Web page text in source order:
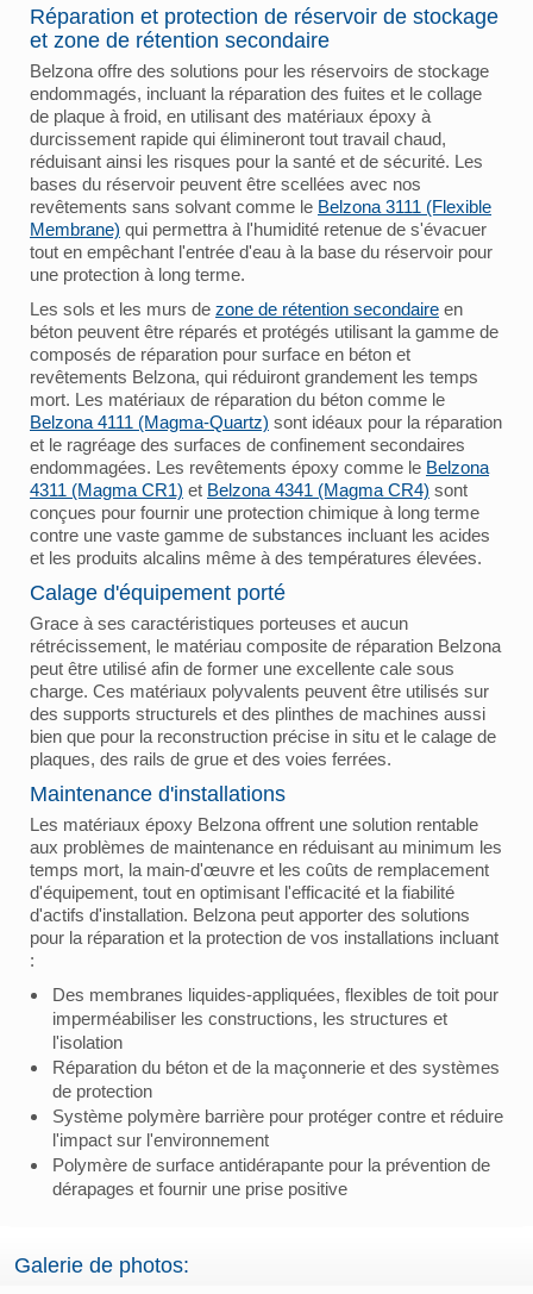
Réparation et protection de réservoir de stockage
et zone de rétention secondaire
Belzona offre des solutions pour les réservoirs de stockage
endommagés, incluant la réparation des fuites et le collage
de plaque à froid, en utilisant des matériaux époxy à
durcissement rapide qui élimineront tout travail chaud,
réduisant ainsi les risques pour la santé et de sécurité. Les
bases du réservoir peuvent être scellées avec nos
revêtements sans solvant comme le Belzona 3111 (Flexible
Membrane) qui permettra à l'humidité retenue de s'évacuer
tout en empêchant l'entrée d'eau à la base du réservoir pour
une protection à long terme.
Les sols et les murs de zone de rétention secondaire en
béton peuvent être réparés et protégés utilisant la gamme de
composés de réparation pour surface en béton et
revêtements Belzona, qui réduiront grandement les temps
mort. Les matériaux de réparation du béton comme le
Belzona 4111 (Magma-Quartz) sont idéaux pour la réparation
et le ragréage des surfaces de confinement secondaires
endommagées. Les revêtements époxy comme le Belzona
4311 (Magma CR1) et Belzona 4341 (Magma CR4) sont
conçues pour fournir une protection chimique à long terme
contre une vaste gamme de substances incluant les acides
et les produits alcalins même à des températures élevées.
Calage d'équipement porté
Grace à ses caractéristiques porteuses et aucun
rétrécissement, le matériau composite de réparation Belzona
peut être utilisé afin de former une excellente cale sous
charge. Ces matériaux polyvalents peuvent être utilisés sur
des supports structurels et des plinthes de machines aussi
bien que pour la reconstruction précise in situ et le calage de
plaques, des rails de grue et des voies ferrées.
Maintenance d'installations
Les matériaux époxy Belzona offrent une solution rentable
aux problèmes de maintenance en réduisant au minimum les
temps mort, la main-d'œuvre et les coûts de remplacement
d'équipement, tout en optimisant l'efficacité et la fiabilité
d'actifs d'installation. Belzona peut apporter des solutions
pour la réparation et la protection de vos installations incluant
:
Des membranes liquides-appliquées, flexibles de toit pour
imperméabiliser les constructions, les structures et
l'isolation
Réparation du béton et de la maçonnerie et des systèmes
de protection
Système polymère barrière pour protéger contre et réduire
l'impact sur l'environnement
Polymère de surface antidérapante pour la prévention de
dérapages et fournir une prise positive
Galerie de photos: